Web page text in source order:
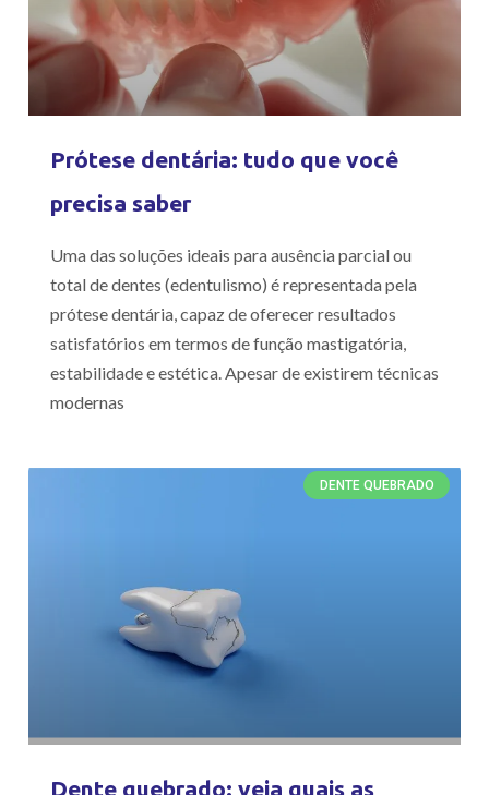
Prótese dentária: tudo que você
precisa saber
Uma das soluções ideais para ausência parcial ou
total de dentes (edentulismo) é representada pela
prótese dentária, capaz de oferecer resultados
satisfatórios em termos de função mastigatória,
estabilidade e estética. Apesar de existirem técnicas
modernas
DENTE QUEBRADO
Dente quebrado: veja quais as